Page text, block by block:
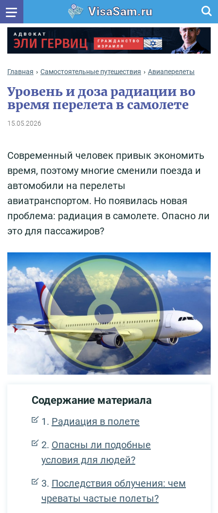
VisaSam.ru
Главная Самостоятельные путешествия Авиаперелеты
Уровень и доза радиации во
время перелета в самолете
15.05.2026
Современный человек привык экономить
время, поэтому многие сменили поезда и
автомобили на перелеты
авиатранспортом. Но появилась новая
проблема: радиация в самолете. Опасно ли
это для пассажиров?
Содержание материала
Радиация в полете
Опасны ли подобные
условия для людей?
Последствия облучения: чем
чреваты частые полеты?